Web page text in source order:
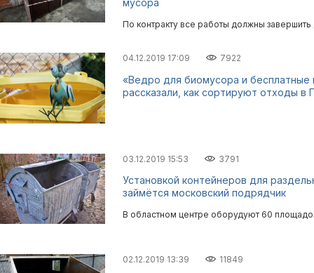
мусора
По контракту все работы должны
04.12.2019 17:09 7922
«Ведро для биомусора и бесплатные
рассказали, как сортируют отходы в
03.12.2019 15:53 3791
Установкой контейнеров для
займётся московский подрядчик
В областном центре оборудуют 60
02.12.2019 13:39 11849